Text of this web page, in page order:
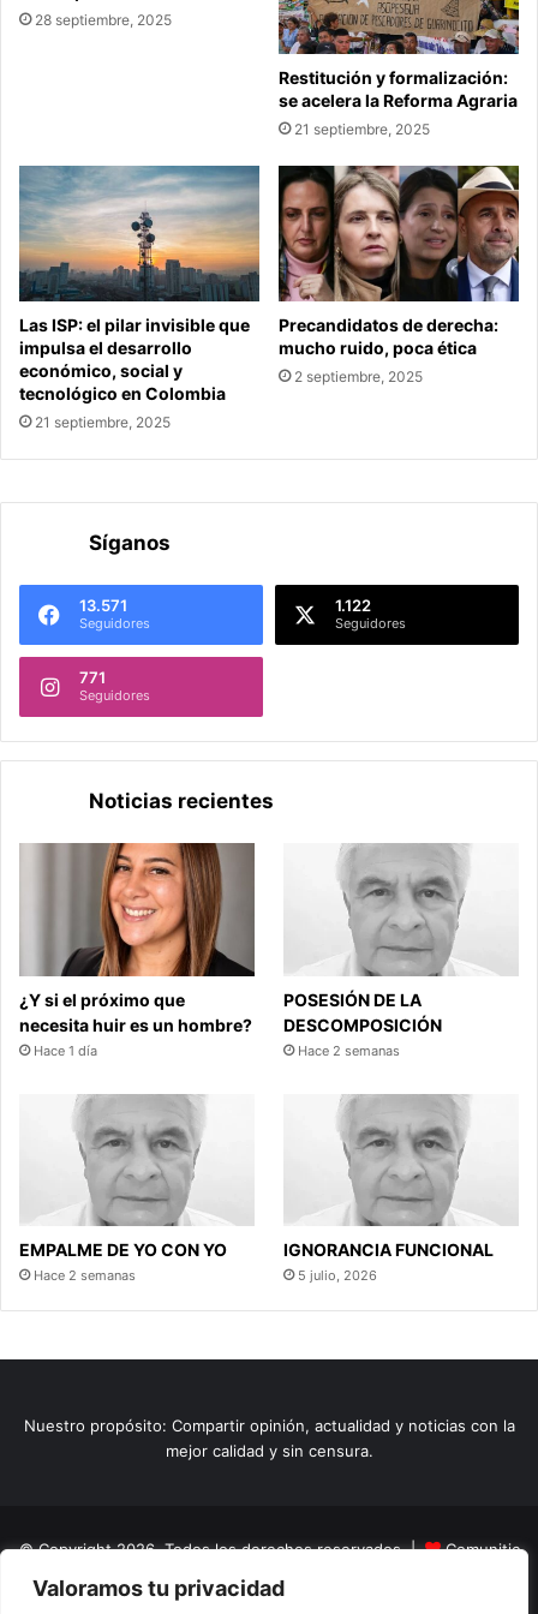
Valoramos tu privacidad
28 septiembre, 2025
Restitución y formalización:
se acelera la Reforma Agraria
21 septiembre, 2025
Las ISP: el pilar invisible que
impulsa el desarrollo
económico, social y
tecnológico en Colombia
21 septiembre, 2025
Precandidatos de derecha:
mucho ruido, poca ética
2 septiembre, 2025
Síganos
13.571
Seguidores
1.122
Seguidores
771
Seguidores
Noticias recientes
¿Y si el próximo que
necesita huir es un hombre?
Hace 1 día
POSESIÓN DE LA
DESCOMPOSICIÓN
Hace 2 semanas
EMPALME DE YO CON YO
Hace 2 semanas
IGNORANCIA FUNCIONAL
5 julio, 2026
Nuestro propósito: Compartir opinión, actualidad y noticias con la
mejor calidad y sin censura.
© Copyright 2026, Todos los derechos reservados |
Comunitic
SAS BICNit 901228106